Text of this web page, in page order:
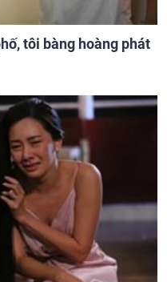
tôi bàng hoàng phát